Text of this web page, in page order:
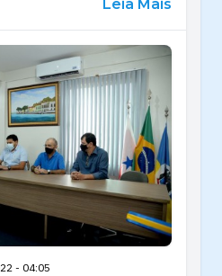
Leia Mais
- 04:05